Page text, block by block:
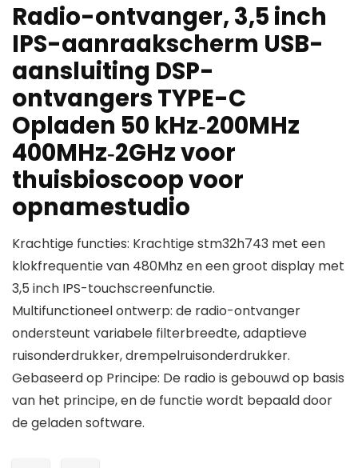
Radio-ontvanger, 3,5 inch
IPS-aanraakscherm USB-
aansluiting DSP-
ontvangers TYPE-C
Opladen 50 kHz‑200MHz
400MHz‑2GHz voor
thuisbioscoop voor
opnamestudio
Krachtige functies: Krachtige stm32h743 met een
klokfrequentie van 480Mhz en een groot display met
3,5 inch IPS-touchscreenfunctie.
Multifunctioneel ontwerp: de radio-ontvanger
ondersteunt variabele filterbreedte, adaptieve
ruisonderdrukker, drempelruisonderdrukker.
Gebaseerd op Principe: De radio is gebouwd op basis
van het principe, en de functie wordt bepaald door
de geladen software.